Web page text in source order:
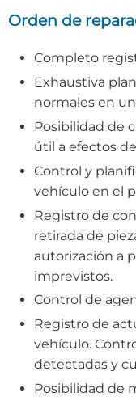
Orden de
Completo
Exhaustiva
normales en
Posibilidad de
útil a efectos
Control y
vehículo en el
Registro de
retirada de
autorización a
imprevistos.
Control de
Registro de
vehículo.
detectadas y
Posibilidad de